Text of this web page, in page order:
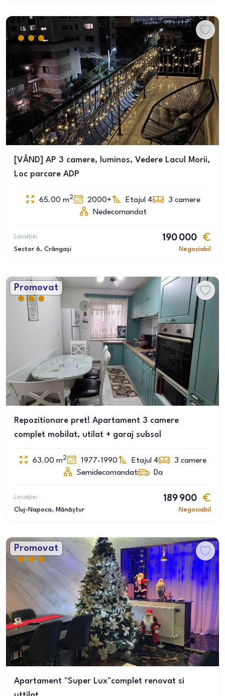
[VÂND] AP 3 camere, luminos, Vedere Lacul Morii,
Loc parcare ADP
65.00 m2 2000+ Etajul 4 3 camere
Nedecomandat
Locație:
Sector 6, Crângași
190 000
Negociabil
Promovat
Repozitionare pret! Apartament 3 camere
complet mobilat, utilat + garaj subsol
63.00 m2 1977-1990 Etajul 4 3 camere
Semidecomandat
Da
Locație:
Cluj-Napoca, Mănăștur
189 900
Negociabil
Promovat
Apartament "Super Lux"complet renovat si